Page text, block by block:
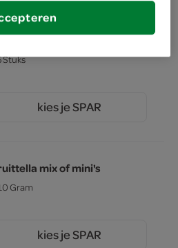
fruittella
Stuks
kies je SPAR
mix of mini's
Gram
kies je SPAR